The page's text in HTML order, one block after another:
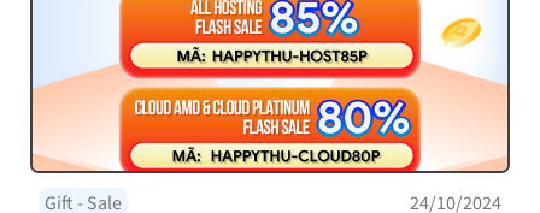
Gift - Sale 24/10/2024